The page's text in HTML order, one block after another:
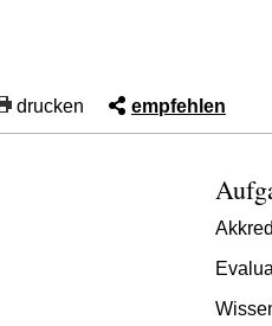
drucken empfehlen